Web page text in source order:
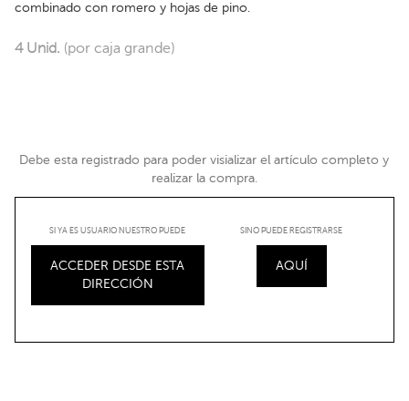
combinado con romero y hojas de pino.
4 Unid. (por caja grande)
Debe esta registrado para poder visializar el artículo completo y
realizar la compra.
SI YA ES USUARIO NUESTRO PUEDE
ACCEDER DESDE ESTA
DIRECCIÓN
SINO PUEDE REGISTRARSE
AQUÍ